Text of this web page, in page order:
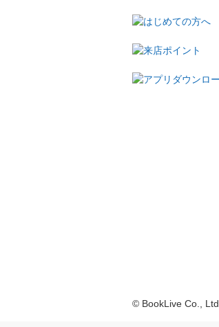
© BookLive Co., Ltd.